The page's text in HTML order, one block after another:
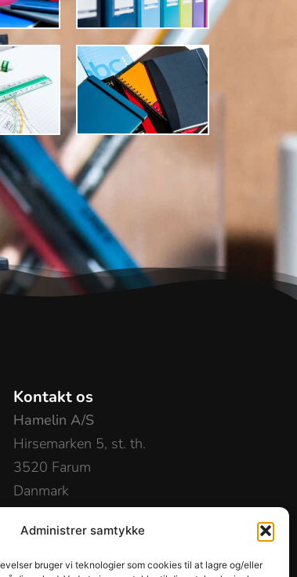
Administrer samtykke
bruger vi teknologier som cookies til at lagre og/eller
Kontakt os
Hamelin A/S
Hirsemarken 5, st. th.
3520 Farum
Danmark
+45 48 16 50 00